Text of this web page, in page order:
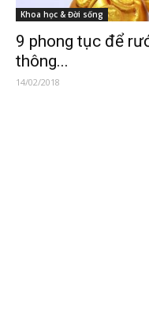
Khoa học & Đời sống
9 phong tục để
thông...
14/02/2018